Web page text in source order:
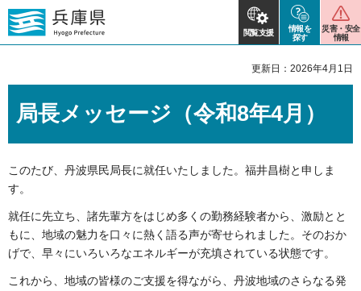
閲覧支援
情報を
探す
災害・安全
情報
更新日：2026年4月1日
局長メッセージ（令和8年4月）
このたび、丹波県民局長に就任いたしました。福井昌樹と申しま
す。
就任に先立ち、諸先輩方をはじめ多くの勤務経験者から、激励とと
もに、地域の魅力を口々に熱く語る声が寄せられました。そのおか
げで、早々にいろいろなエネルギーが充填されている状態です。
これから、地域の皆様のご支援を得ながら、丹波地域のさらなる発